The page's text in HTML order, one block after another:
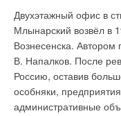
Двухэтажный офис в
Млынарский возвёл в
Вознесенска. Автором
В. Напалков. После
Россию, оставив
особняки,
административные